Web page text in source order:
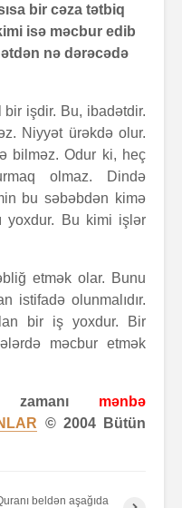
bir cəza tətbiq
isə məcbur edib
nə dərəcədə
işdir. Bu, ibadətdir.
Niyyət ürəkdə olur.
bilməz. Odur ki, heç
olmaz. Dində
bu səbəbdən kimə
yoxdur. Bu kimi işlər
etmək olar. Bunu
istifadə olunmalıdır.
bir iş yoxdur. Bir
məcbur etmək
zamanı mənbə
© 2004 Bütün
beldən aşağıda